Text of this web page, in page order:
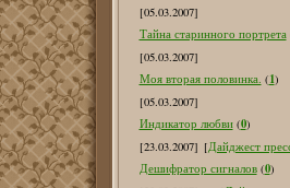
[05.03.2007]
Тайна старинного портрета
[05.03.2007]
Моя вторая половинка. (1)
[05.03.2007]
Индикатор любви (0)
[23.03.2007] [Дайджест
Дешифратор сигналов (0)